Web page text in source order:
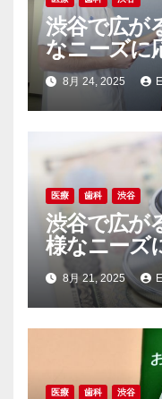
渋谷で広が
なニーズに
ケアの新常
8月 24, 2025
医療 歯科 渋谷
渋谷で広が
様なニーズ
最前線
8月 21, 2025
医療 歯科 渋谷